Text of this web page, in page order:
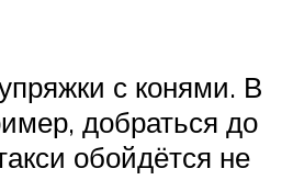
с конями. В
добраться до
обойдётся не